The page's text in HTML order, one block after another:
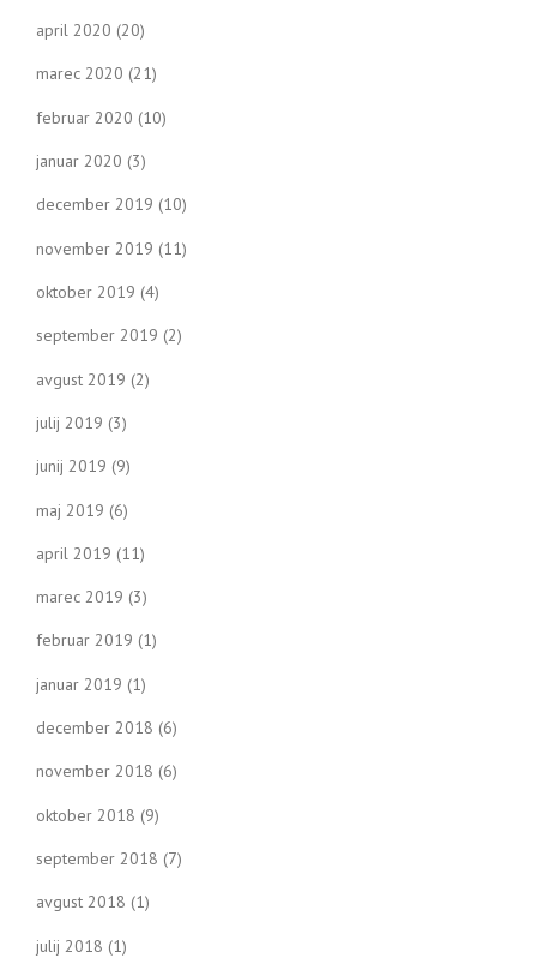
april 2020 (20)
marec 2020 (21)
februar 2020 (10)
januar 2020 (3)
december 2019 (10)
november 2019 (11)
oktober 2019 (4)
september 2019 (2)
avgust 2019 (2)
julij 2019 (3)
junij 2019 (9)
maj 2019 (6)
april 2019 (11)
marec 2019 (3)
februar 2019 (1)
januar 2019 (1)
december 2018 (6)
november 2018 (6)
oktober 2018 (9)
september 2018 (7)
avgust 2018 (1)
julij 2018 (1)